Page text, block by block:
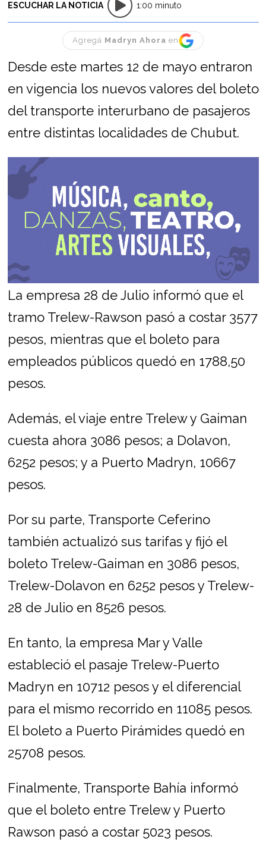
ESCUCHAR LA NOTICIA
1:00 minuto
Agregá Madryn Ahora en
Desde este martes 12 de mayo entraron
en vigencia los nuevos valores del boleto
del transporte interurbano de pasajeros
entre distintas localidades de Chubut.
La empresa 28 de Julio informó que el
tramo Trelew-Rawson pasó a costar 3577
pesos, mientras que el boleto para
empleados públicos quedó en 1788,50
pesos.
Además, el viaje entre Trelew y Gaiman
cuesta ahora 3086 pesos; a Dolavon,
6252 pesos; y a Puerto Madryn, 10667
pesos.
Por su parte, Transporte Ceferino
también actualizó sus tarifas y fijó el
boleto Trelew-Gaiman en 3086 pesos,
Trelew-Dolavon en 6252 pesos y Trelew-
28 de Julio en 8526 pesos.
En tanto, la empresa Mar y Valle
estableció el pasaje Trelew-Puerto
Madryn en 10712 pesos y el diferencial
para el mismo recorrido en 11085 pesos.
El boleto a Puerto Pirámides quedó en
25708 pesos.
Finalmente, Transporte Bahía informó
que el boleto entre Trelew y Puerto
Rawson pasó a costar 5023 pesos.